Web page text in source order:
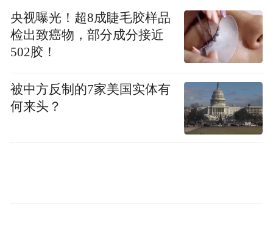
中起获57种涉案药品共计2932盒。二人到案
后，对犯罪事实供认不讳，承认偶然的机会
加入收药群后，印制大量“高价收药”的名
片，在居住地附近的菜市场、小区周边发
放，主动向路过的老人询问有无多余的医保
药品。2024年，于某、王某，以低于市场价
央视曝光！超8成睫毛胶样品
检出致癌物，部分成分接近
502胶！
被中方反制的7家美国实体有
何来头？